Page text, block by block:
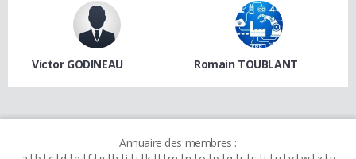
Victor GODINEAU Romain TOUBLANT
Annuaire des membres :